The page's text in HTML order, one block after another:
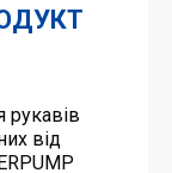
рукавів
від